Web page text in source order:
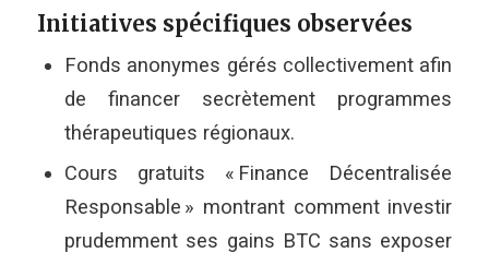
Initiatives spécifiques observées
Fonds anonymes gérés collectivement afin
de financer secrètement programmes
thérapeutiques régionaux.
Cours gratuits « Finance Décentralisée
Responsable » montrant comment investir
prudemment ses gains BTC sans exposer